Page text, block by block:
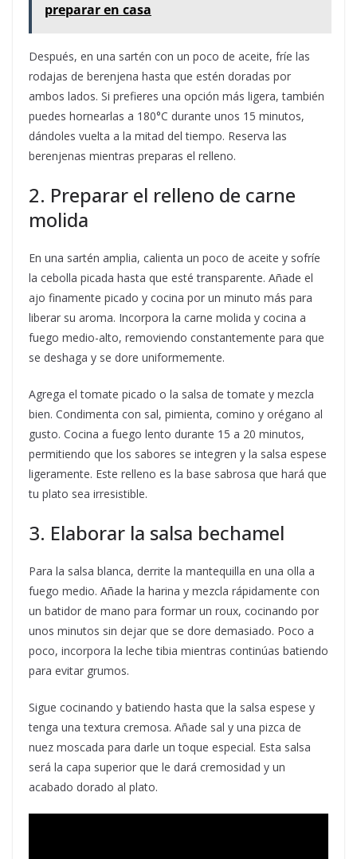
preparar en casa
Después, en una sartén con un poco de aceite, fríe las
rodajas de berenjena hasta que estén doradas por
ambos lados. Si prefieres una opción más ligera, también
puedes hornearlas a 180°C durante unos 15 minutos,
dándoles vuelta a la mitad del tiempo. Reserva las
berenjenas mientras preparas el relleno.
2. Preparar el relleno de carne
molida
En una sartén amplia, calienta un poco de aceite y sofríe
la cebolla picada hasta que esté transparente. Añade el
ajo finamente picado y cocina por un minuto más para
liberar su aroma. Incorpora la carne molida y cocina a
fuego medio-alto, removiendo constantemente para que
se deshaga y se dore uniformemente.
Agrega el tomate picado o la salsa de tomate y mezcla
bien. Condimenta con sal, pimienta, comino y orégano al
gusto. Cocina a fuego lento durante 15 a 20 minutos,
permitiendo que los sabores se integren y la salsa espese
ligeramente. Este relleno es la base sabrosa que hará que
tu plato sea irresistible.
3. Elaborar la salsa bechamel
Para la salsa blanca, derrite la mantequilla en una olla a
fuego medio. Añade la harina y mezcla rápidamente con
un batidor de mano para formar un roux, cocinando por
unos minutos sin dejar que se dore demasiado. Poco a
poco, incorpora la leche tibia mientras continúas batiendo
para evitar grumos.
Sigue cocinando y batiendo hasta que la salsa espese y
tenga una textura cremosa. Añade sal y una pizca de
nuez moscada para darle un toque especial. Esta salsa
será la capa superior que le dará cremosidad y un
acabado dorado al plato.